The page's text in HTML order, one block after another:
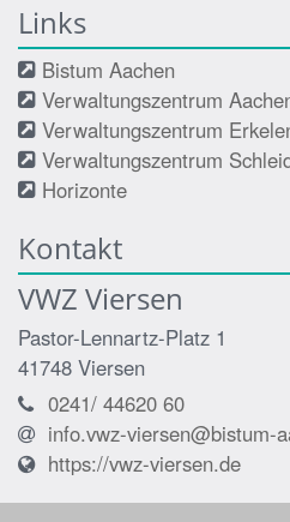
Links
Bistum Aachen
Verwaltungszentrum
Verwaltungszentrum
Verwaltungszentrum
Horizonte
Kontakt
VWZ Viersen
Pastor-Lennartz-Platz 1
41748 Viersen
0241/ 44620 60
info.vwz-viersen@bistum-
https://vwz-viersen.de